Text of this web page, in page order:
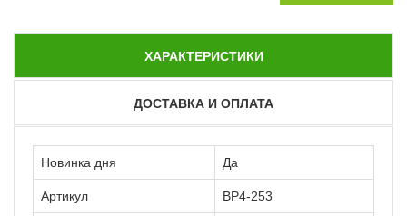
ХАРАКТЕРИСТИКИ
ДОСТАВКА И ОПЛАТА
Новинка дня Да
Артикул ВР4-253